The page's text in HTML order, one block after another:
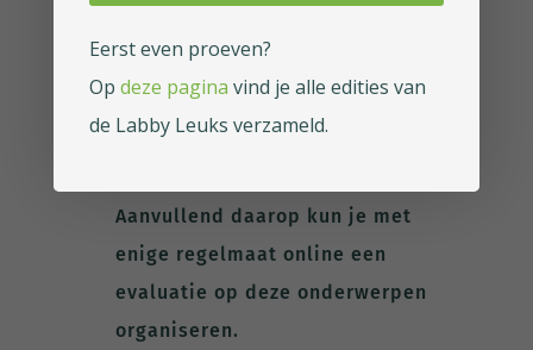
indiensttreding eerst een soort
assessment doorlopen op
gezondheids- of
Aanvullend daarop kun je met
enige regelmaat online een
evaluatie op deze onderwerpen
organiseren.
Eerst even proeven?
Op deze pagina vind je alle edities van
de Labby Leuks verzameld.